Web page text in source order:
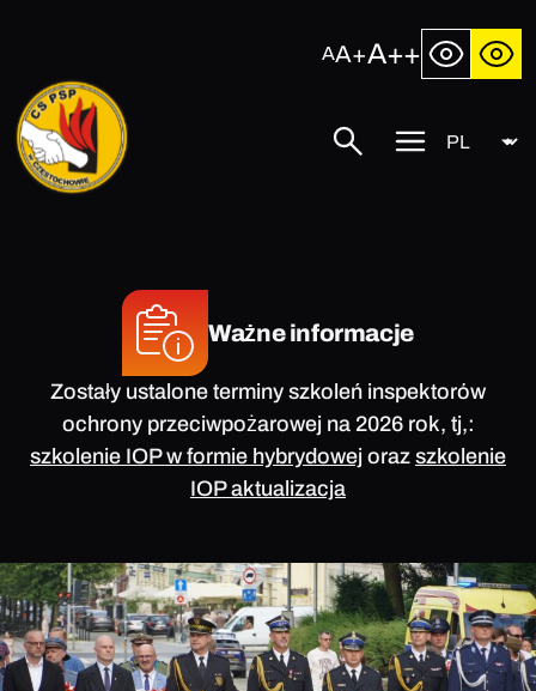
AA+A++
Centralna
Szkoła
Państwowej
SzukajPrzycisk
Język
Ważne informacje
Zostały ustalone terminy szkoleń inspektorów
ochrony przeciwpożarowej na 2026 rok, tj,:
szkolenie IOP w formie hybrydowej oraz szkolenie
IOP aktualizacja